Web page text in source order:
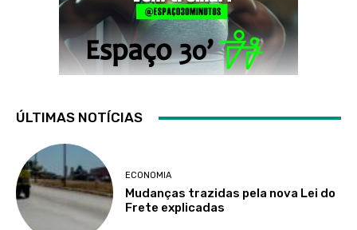
ÚLTIMAS NOTÍCIAS
ECONOMIA
Mudanças trazidas pela nova Lei do
Frete explicadas